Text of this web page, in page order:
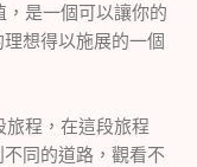
是一個可以讓你的
想得以施展的一個
程，在這段旅程
同的道路，觀看不